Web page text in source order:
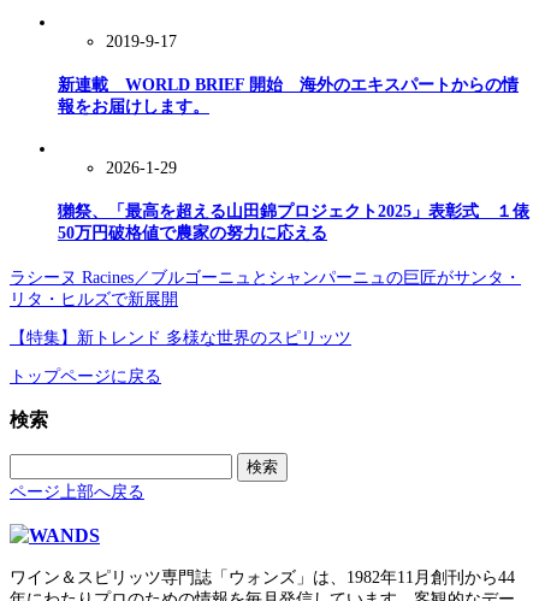
2019-9-17
新連載 WORLD BRIEF 開始 海外のエキスパートからの情
報をお届けします。
2026-1-29
獺祭、「最高を超える山田錦プロジェクト2025」表彰式 １俵
50万円破格値で農家の努力に応える
ラシーヌ Racines／ブルゴーニュとシャンパーニュの巨匠がサンタ・
リタ・ヒルズで新展開
【特集】新トレンド 多様な世界のスピリッツ
トップページに戻る
検索
索:
ページ上部へ戻る
ワイン＆スピリッツ専門誌「ウォンズ」は、1982年11月創刊から44